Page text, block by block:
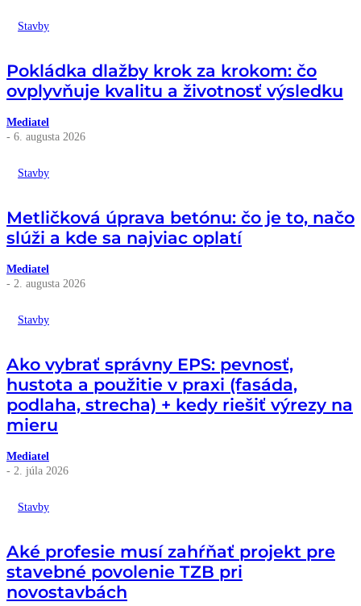
Stavby
Pokládka dlažby krok za krokom: čo
ovplyvňuje kvalitu a životnosť výsledku
Mediatel
- 6. augusta 2026
Stavby
Metličková úprava betónu: čo je to, načo
slúži a kde sa najviac oplatí
Mediatel
- 2. augusta 2026
Stavby
Ako vybrať správny EPS: pevnosť,
hustota a použitie v praxi (fasáda,
podlaha, strecha) + kedy riešiť výrezy na
mieru
Mediatel
- 2. júla 2026
Stavby
Aké profesie musí zahŕňať projekt pre
stavebné povolenie TZB pri
novostavbách